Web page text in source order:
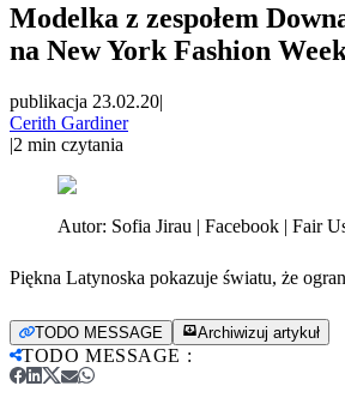
Modelka z zespołem
na New York Fashion
publikacja 23.02.20|
Cerith Gardiner
|2 min czytania
Autor: Sofia Jirau | Facebook | Fair
Piękna Latynoska pokazuje światu, że
TODO MESSAGE Archiwizuj artykuł
TODO MESSAGE :